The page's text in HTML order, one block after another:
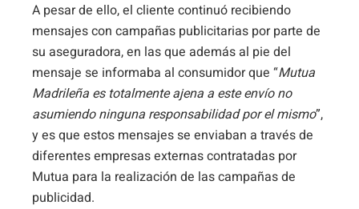
A pesar de ello, el cliente continuó recibiendo
mensajes con campañas publicitarias por parte de
su aseguradora, en las que además al pie del
mensaje se informaba al consumidor que “Mutua
Madrileña es totalmente ajena a este envío no
asumiendo ninguna responsabilidad por el mismo”,
y es que estos mensajes se enviaban a través de
diferentes empresas externas contratadas por
Mutua para la realización de las campañas de
publicidad.